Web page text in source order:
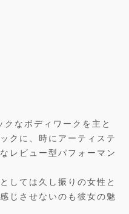
なボディワークを主と
クに、時にアーティステ
レビュー型パフォーマン
しては久し振りの女性と
じさせないのも彼女の魅